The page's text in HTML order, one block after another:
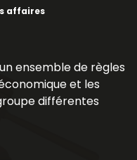
affaires
ensemble de règles
et les
différentes
dans la création,
ainsi que